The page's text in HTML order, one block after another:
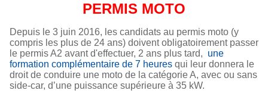
PERMIS MOTO
Depuis le 3 juin 2016, les candidats au permis moto (y
compris les plus de 24 ans) doivent obligatoirement passer
le permis A2 avant d'effectuer, 2 ans plus tard, une
formation complémentaire de 7 heures qui leur donnera le
droit de conduire une moto de la catégorie A, avec ou sans
side-car, d’une puissance supérieure à 35 kW.